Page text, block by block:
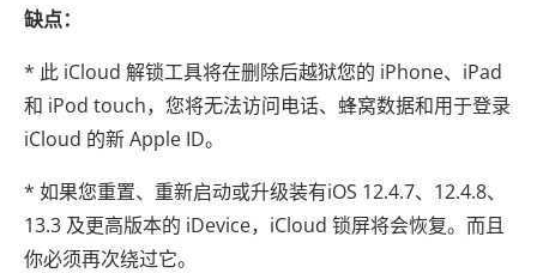
缺点：
* 此 iCloud 解锁工具将在删除后越狱您的 iPhone、iPad
和 iPod touch，您将无法访问电话、蜂窝数据和用于登录
iCloud 的新 Apple ID。
* 如果您重置、重新启动或升级装有iOS 12.4.7、12.4.8、
13.3 及更高版本的 iDevice，iCloud 锁屏将会恢复。而且
你必须再次绕过它。